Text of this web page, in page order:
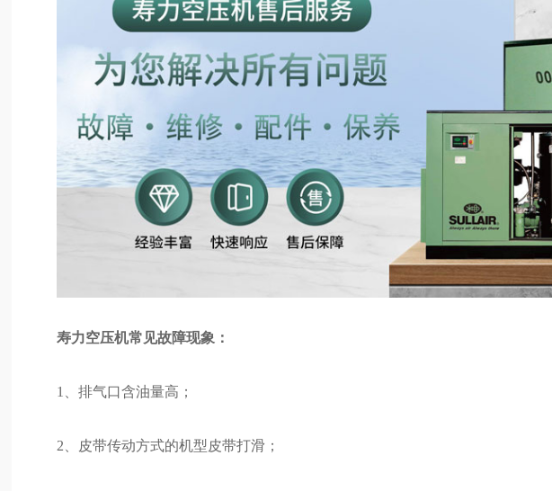
寿力空压机常见故障现象：
1、排气口含油量高；
2、皮带传动方式的机型皮带打滑；